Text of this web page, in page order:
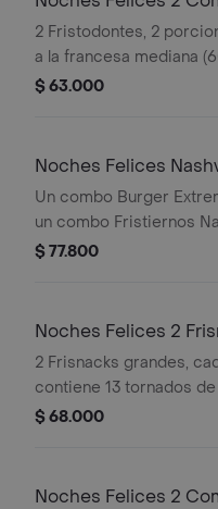
Fristodontes
2 Fristodontes, 2
a la francesa mediana
gaseosas (325 ml und).
$ 63.000
Noches Felices
Un combo Burger
un combo Fristiernos
(imagen de producto
$ 77.800
Noches Felices 2
grandes en ca
2 Frisnacks grandes,
contiene 13 tornados de
und), papas a la
$ 68.000
Noches Felices 2